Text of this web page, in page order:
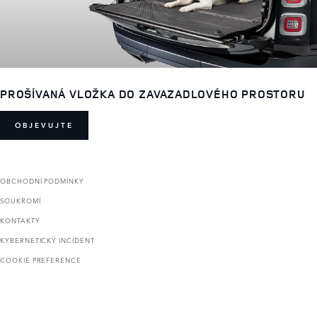
PROŠÍVANÁ VLOŽKA DO ZAVAZADLOVÉHO PROSTORU
OBJEVUJTE
OBCHODNÍ PODMÍNKY
SOUKROMÍ
KONTAKTY
KYBERNETICKÝ INCIDENT
COOKIE PREFERENCE